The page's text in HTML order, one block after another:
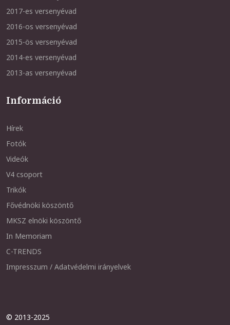
2017-es versenyévad
2016-os versenyévad
2015-ös versenyévad
2014-es versenyévad
2013-as versenyévad
Információ
Hírek
Fotók
Videók
V4 csoport
Trikók
Fővédnöki köszöntő
MKSZ elnöki köszöntő
In Memoriam
C-TRENDS
Impresszum / Adatvédelmi irányelvek
© 2013-2025